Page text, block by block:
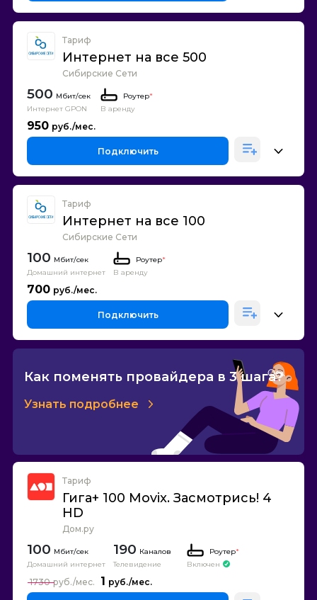
Тариф
Интернет на все 500
Сибирские Сети
500
Интернет GPON
Роутер*
В аренду
950
Подключить
Тариф
Интернет на все 100
Сибирские Сети
100
Домашний интернет
Роутер*
В аренду
700
Подключить
Как поменять провайдера в 3 шага?
Узнать подробнее
Тариф
Гига+ 100 Movix. Засмотрись! 4
HD
Дом.ру
100
Домашний интернет
190 Каналов
Телевидение
Роутер*
Включен
1
1730